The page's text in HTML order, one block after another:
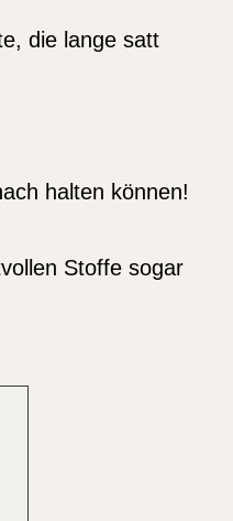
die lange satt
halten können!
Stoffe sogar